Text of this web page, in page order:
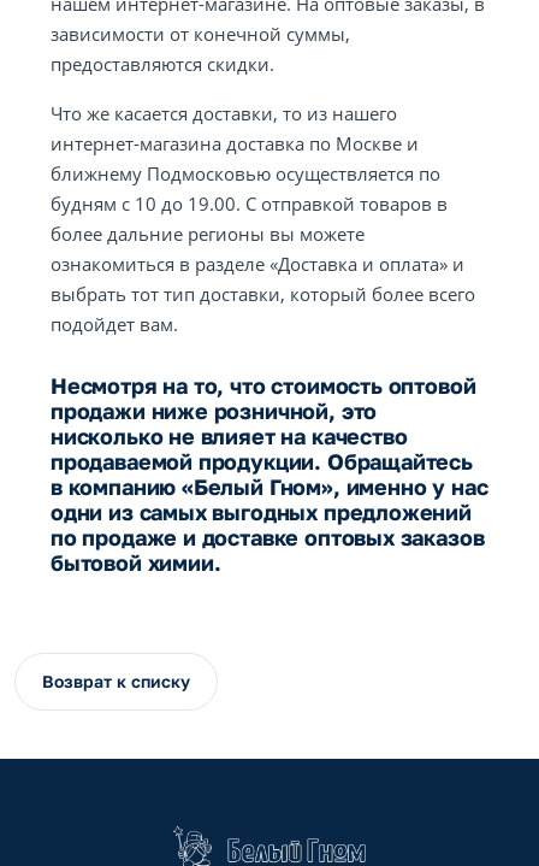
зависимости от конечной суммы,
предоставляются скидки.
Что же касается доставки, то из нашего
интернет-магазина доставка по Москве и
ближнему Подмосковью осуществляется по
будням с 10 до 19.00. С отправкой товаров в
более дальние регионы вы можете
ознакомиться в разделе «Доставка и оплата» и
выбрать тот тип доставки, который более всего
подойдет вам.
Несмотря на то, что стоимость оптовой
продажи ниже розничной, это
нисколько не влияет на качество
продаваемой продукции. Обращайтесь
в компанию «Белый Гном», именно у нас
одни из самых выгодных предложений
по продаже и доставке оптовых заказов
бытовой химии.
Возврат к списку